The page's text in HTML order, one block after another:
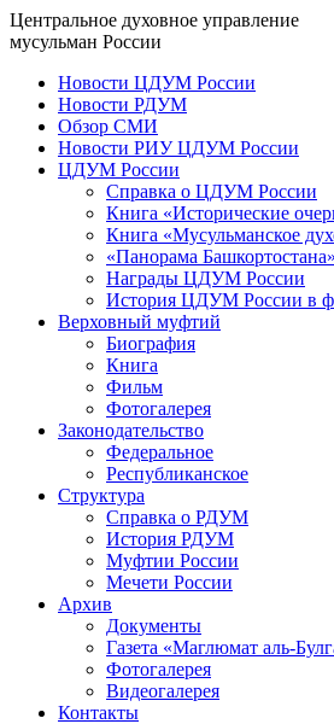
Центральное духовное управление
мусульман России
Новости ЦДУМ России
Новости РДУМ
Обзор СМИ
Новости РИУ ЦДУМ России
ЦДУМ России
Справка о ЦДУМ России
Книга «Исторические
Книга «Мусульманское
«Панорама
Награды ЦДУМ России
История ЦДУМ России в
Верховный муфтий
Биография
Книга
Фильм
Фотогалерея
Законодательство
Федеральное
Республиканское
Структура
Справка о РДУМ
История РДУМ
Муфтии России
Мечети России
Архив
Документы
Газета «Маглюмат аль-
Фотогалерея
Видеогалерея
Контакты